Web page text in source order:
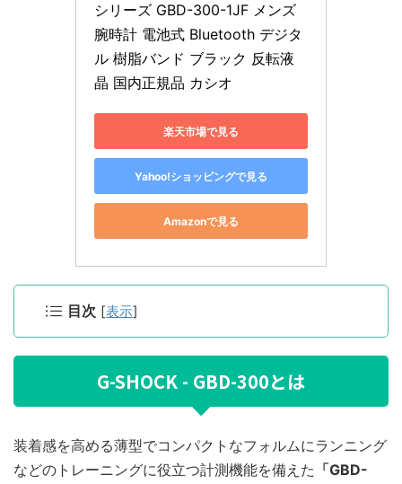
シリーズ GBD-300-1JF メンズ
腕時計 電池式 Bluetooth デジタ
ル 樹脂バンド ブラック 反転液
晶 国内正規品 カシオ
楽天市場で見る
Yahoo!ショッピングで見る
Amazonで見る
目次 [表示]
G-SHOCK - GBD-300とは
装着感を高める薄型でコンパクトなフォルムにランニング
などのトレーニングに役立つ計測機能を備えた 「GBD-